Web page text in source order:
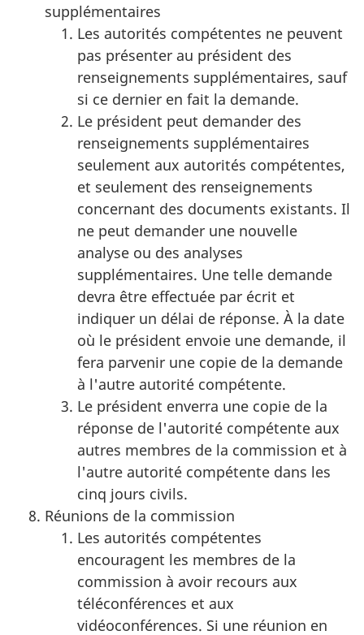
supplémentaires
Les autorités compétentes ne peuvent
pas présenter au président des
renseignements supplémentaires, sauf
si ce dernier en fait la demande.
Le président peut demander des
renseignements supplémentaires
seulement aux autorités compétentes,
et seulement des renseignements
concernant des documents existants. Il
ne peut demander une nouvelle
analyse ou des analyses
supplémentaires. Une telle demande
devra être effectuée par écrit et
indiquer un délai de réponse. À la date
où le président envoie une demande, il
fera parvenir une copie de la demande
à l'autre autorité compétente.
Le président enverra une copie de la
réponse de l'autorité compétente aux
autres membres de la commission et à
l'autre autorité compétente dans les
cinq jours civils.
Réunions de la commission
Les autorités compétentes
encouragent les membres de la
commission à avoir recours aux
téléconférences et aux
vidéoconférences. Si une réunion en